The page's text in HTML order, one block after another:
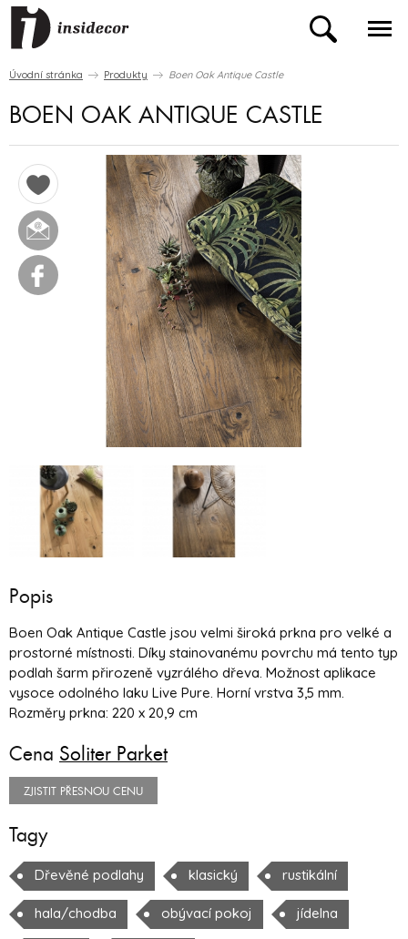
Úvodní stránka Produkty Boen Oak Antique Castle
BOEN OAK ANTIQUE CASTLE
Popis
Boen Oak Antique Castle jsou velmi široká prkna pro velké a
prostorné místnosti. Díky stainovanému povrchu má tento typ
podlah šarm přirozeně vyzrálého dřeva. Možnost aplikace
vysoce odolného laku Live Pure. Horní vrstva 3,5 mm.
Rozměry prkna: 220 x 20,9 cm
Cena Soliter Parket
ZJISTIT PŘESNOU CENU
Tagy
Dřevěné podlahy klasický rustikální
hala/chodba obývací pokoj jídelna